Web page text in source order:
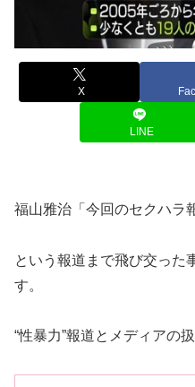
X
LINE
福山雅治「今回のセクハラ
という報道まで飛び交った
す。
“性暴力”報道とメディアの